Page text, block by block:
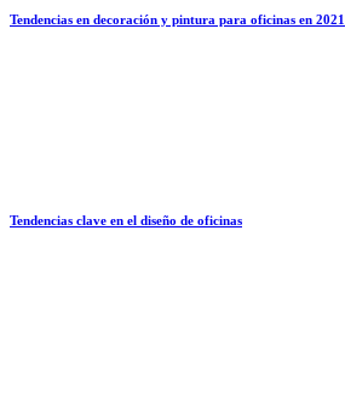
Tendencias en decoración y pintura para oficinas en 2021
Tendencias clave en el diseño de oficinas